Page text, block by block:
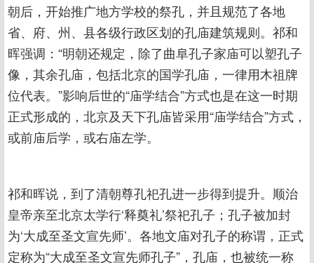
朝后，开始推广地方学校的祭孔，并且规范了各地
省、府、州、县各级行政区划的孔庙建筑规则。祁和
晖强调：“明朝还规定，除了曲阜孔子家庙可以塑孔子
像，其余孔庙，包括北京的国学孔庙，一律用木祖牌
位代表。”影响后世的“庙学结合”方式也是在这一时期
正式形成的，北京及天下孔庙皆采用“庙学结合”方式，
或前庙后学，或右庙左学。
祁和晖说，到了清朝尊孔祀孔进一步得到提升。顺治
皇帝亲至北京太学行‘释奠礼’祭祀孔子；孔子被加封
为‘大成至圣文宣先师’。各地文庙对孔子的称谓，正式
定称为“大成至圣文宣先师孔子”，孔庙，也被统一称